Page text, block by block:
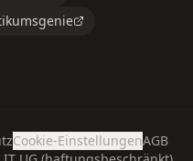
Cookie-EinstellungenAGB